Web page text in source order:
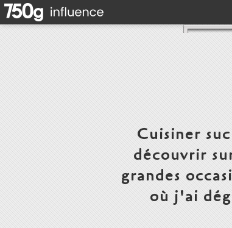
Cuisiner
découvrir
grandes
où j'ai